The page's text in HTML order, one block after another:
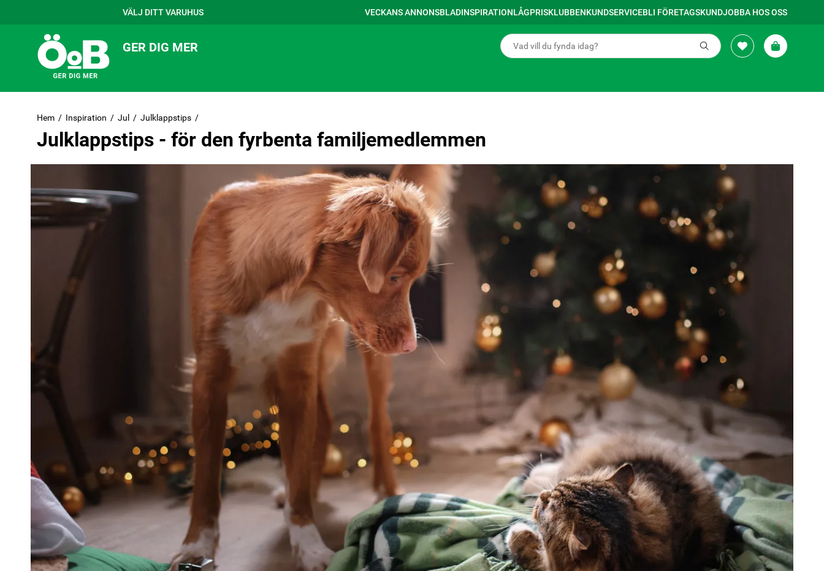
VÄLJ DITT VARUHUS VECKANS ANNONSBLADINSPIRATIONLÅGPRISKLUBBENKUNDSERVICEBLI FÖRETAGSKUNDJOBBA HOS OSS
GER DIG MER
Hem Inspiration Jul Julklappstips
Julklappstips - för den fyrbenta familjemedlemmen